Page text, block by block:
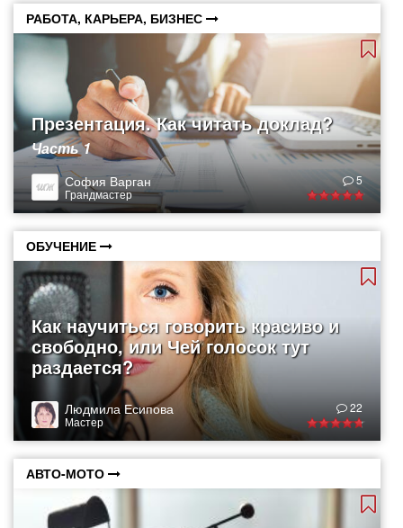
РАБОТА, КАРЬЕРА, БИЗНЕС
Презентация. Как читать доклад?
Часть 1
София Варган
Грандмастер
5
ОБУЧЕНИЕ
Как научиться говорить красиво и
свободно, или Чей голосок тут
раздается?
Людмила Есипова
Мастер
22
АВТО-МОТО